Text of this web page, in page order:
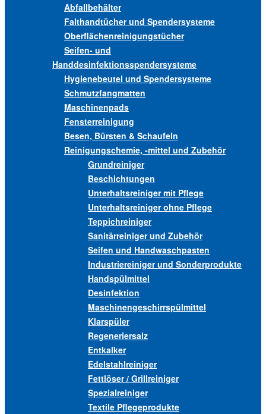
Abfallbehälter
Falthandtücher und Spendersysteme
Oberflächenreinigungstücher
Seifen- und
Handdesinfektionsspendersysteme
Hygienebeutel und Spendersysteme
Schmutzfangmatten
Maschinenpads
Fensterreinigung
Besen, Bürsten & Schaufeln
Reinigungschemie, -mittel und Zubehör
Grundreiniger
Beschichtungen
Unterhaltsreiniger mit Pflege
Unterhaltsreiniger ohne Pflege
Teppichreiniger
Sanitärreiniger und Zubehör
Seifen und Handwaschpasten
Industriereiniger und Sonderprodukte
Handspülmittel
Desinfektion
Maschinengeschirrspülmittel
Klarspüler
Regeneriersalz
Entkalker
Edelstahlreiniger
Fettlöser / Grillreiniger
Spezialreiniger
Textile Pflegeprodukte